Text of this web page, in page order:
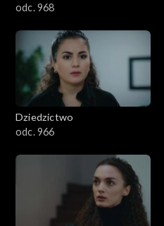
odc. 968
Dziedzictwo
odc. 966